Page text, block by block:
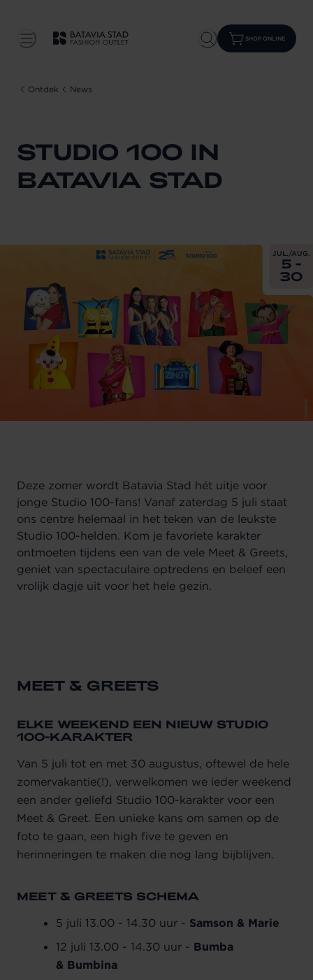
SHOP ONLINE
Ontdek News
STUDIO 100 IN
BATAVIA STAD
From
JUL./AUG.
5 -
30
Deze zomer wordt Batavia Stad hét uitje voor
jonge Studio 100-fans! Vanaf zaterdag 5 juli staat
ons centre helemaal in het teken van de leukste
Studio 100-helden. Kom je favoriete karakter
ontmoeten tijdens een van de vele Meet & Greets,
geniet van spectaculaire optredens en beleef een
vrolijk dagje uit voor het hele gezin.
MEET & GREETS
ELKE WEEKEND EEN NIEUW STUDIO
100-KARAKTER
Van 5 juli tot en met 30 augustus, oftewel de hele
zomervakantie(!), verwelkomen we ieder weekend
een ander geliefd Studio 100-karakter voor een
Meet & Greet. Een unieke kans om samen op de
foto te gaan, een high five te geven en
herinneringen te maken die nog lang bijblijven.
MEET & GREETS SCHEMA
5 juli 13.00 - 14.30 uur - Samson & Marie
12 juli 13.00 - 14.30 uur - Bumba
& Bumbina